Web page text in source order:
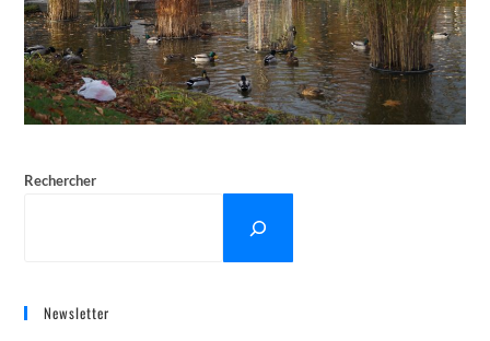
Rechercher
Newsletter